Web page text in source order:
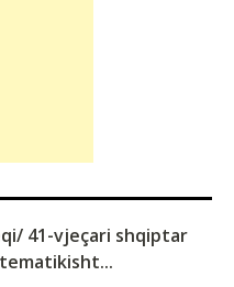
41-vjeçari shqiptar